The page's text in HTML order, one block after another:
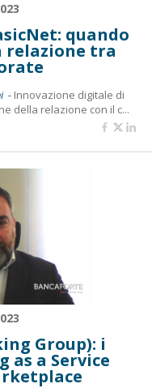
quando
tra
- Innovazione digitale di
della relazione con il c...
Group): i
as a Service